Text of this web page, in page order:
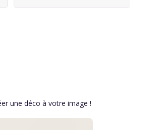
une déco à votre image !